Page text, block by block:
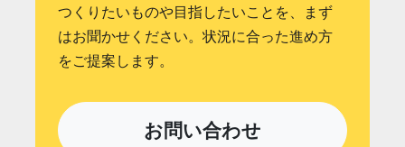
つくりたいものや目指したいことを、まず
はお聞かせください。状況に合った進め方
をご提案します。
お問い合わせ